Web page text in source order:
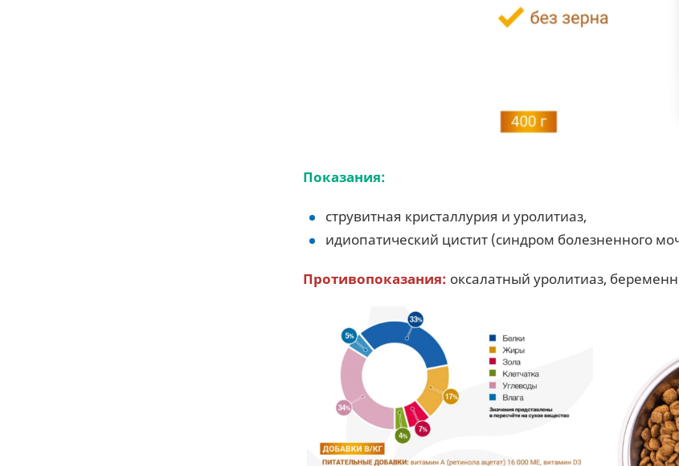
Показания:
струвитная кристаллурия и уролитиаз,
идиопатический цистит (синдром болезненного
Противопоказания: оксалатный уролитиаз,